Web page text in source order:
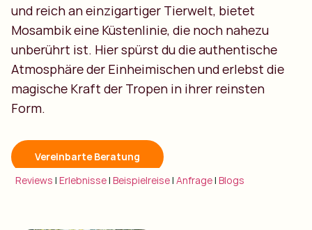
und reich an einzigartiger Tierwelt, bietet
Mosambik eine Küstenlinie, die noch nahezu
unberührt ist. Hier spürst du die authentische
Atmosphäre der Einheimischen und erlebst die
magische Kraft der Tropen in ihrer reinsten
Form.
Vereinbarte Beratung
Reviews |Erlebnisse|Beispielreise|Anfrage|Blogs